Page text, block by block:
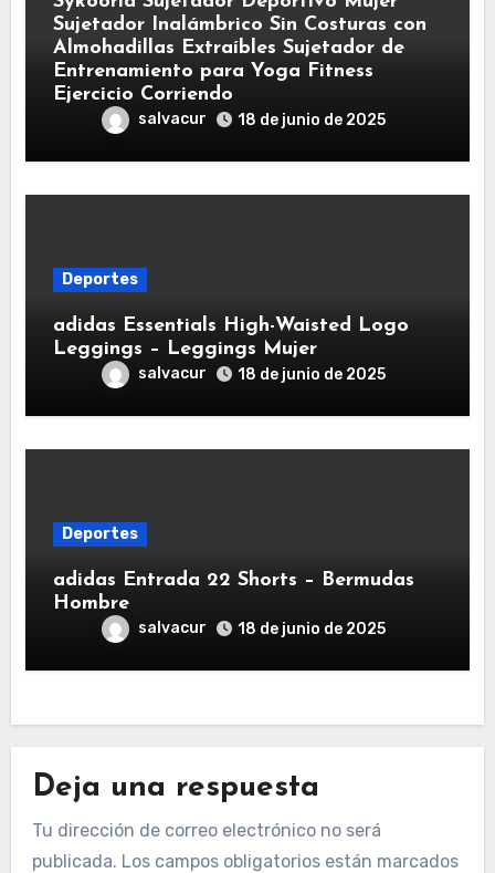
Sujetador Inalámbrico Sin Costuras con
Almohadillas Extraíbles Sujetador de
Entrenamiento para Yoga Fitness
Ejercicio Corriendo
salvacur 18 de junio de 2025
Deportes
adidas Essentials High-Waisted Logo
Leggings – Leggings Mujer
salvacur 18 de junio de 2025
Deportes
adidas Entrada 22 Shorts – Bermudas
Hombre
salvacur 18 de junio de 2025
Deja una respuesta
Tu dirección de correo electrónico no será
publicada. Los campos obligatorios están marcados